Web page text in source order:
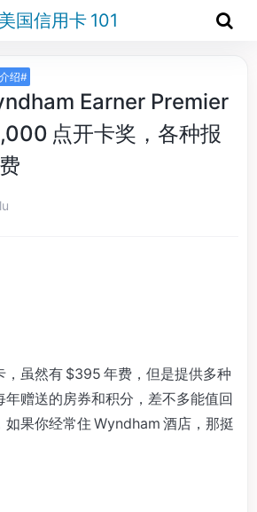
美国信用卡 101
绍#
Earner Premier
点开卡奖，各种报
，虽然有 $395 年费，但是提供多种
赠送的房券和积分，差不多能值回
如果你经常住 Wyndham 酒店，那挺